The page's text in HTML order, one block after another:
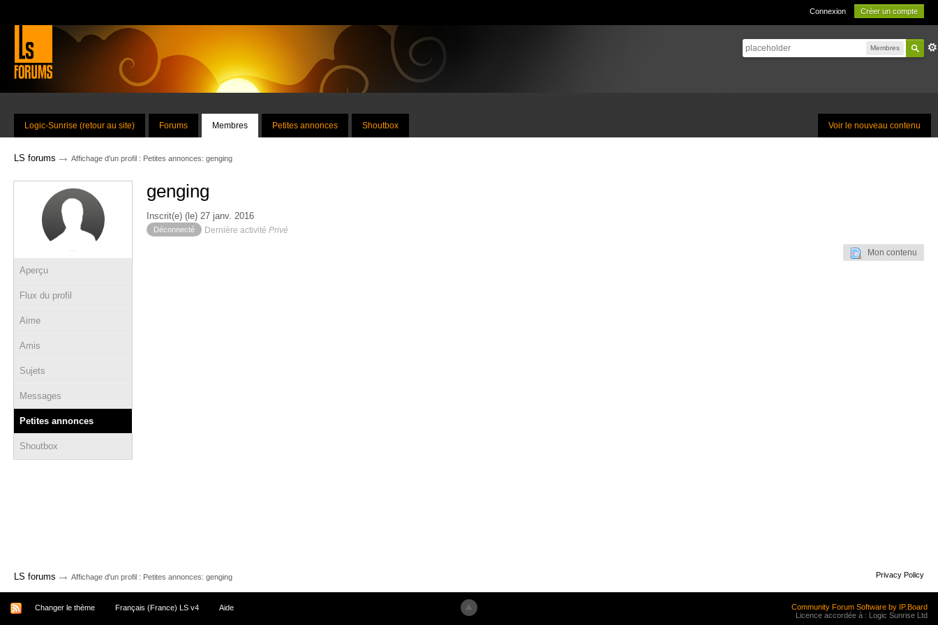
Connexion Créer un compte
Membres
Voir le nouveau contenu
Logic-Sunrise (retour au site) Forums Membres Petites annonces Shoutbox
LS forums → Affichage d'un profil : Petites annonces: genging
Aperçu
Flux du profil
Aime
Amis
Sujets
Messages
Petites annonces
Shoutbox
genging
Inscrit(e) (le) 27 janv. 2016
Déconnecté Dernière activité Privé
Mon contenu
LS forums → Affichage d'un profil : Petites annonces: genging Privacy Policy
Changer le thème Français (France) LS v4 Aide
Community Forum Software by IP.Board
Licence accordée à : Logic Sunrise Ltd